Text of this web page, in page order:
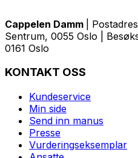
Cappelen Damm
|
Sentrum, 0055 Oslo |
0161 Oslo
KONTAKT OSS
Kundeservice
Min side
Send inn manus
Presse
Vurderingseksemplar